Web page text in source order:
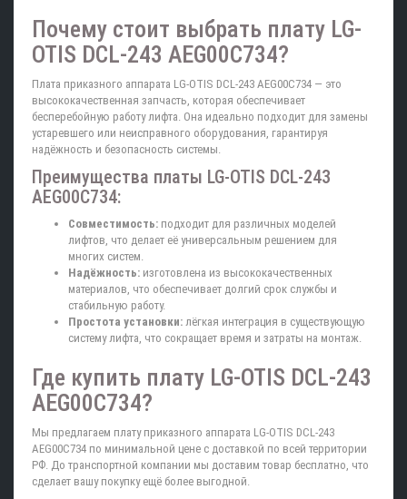
Почему стоит выбрать плату LG-
OTIS DCL-243 AEG00C734?
Плата приказного аппарата LG-OTIS DCL-243 AEG00C734 — это
высококачественная запчасть, которая обеспечивает
бесперебойную работу лифта. Она идеально подходит для замены
устаревшего или неисправного оборудования, гарантируя
надёжность и безопасность системы.
Преимущества платы LG-OTIS DCL-243
AEG00C734:
Совместимость: подходит для различных моделей
лифтов, что делает её универсальным решением для
многих систем.
Надёжность: изготовлена из высококачественных
материалов, что обеспечивает долгий срок службы и
стабильную работу.
Простота установки: лёгкая интеграция в существующую
систему лифта, что сокращает время и затраты на монтаж.
Где купить плату LG-OTIS DCL-243
AEG00C734?
Мы предлагаем плату приказного аппарата LG-OTIS DCL-243
AEG00C734 по минимальной цене с доставкой по всей территории
РФ. До транспортной компании мы доставим товар бесплатно, что
сделает вашу покупку ещё более выгодной.